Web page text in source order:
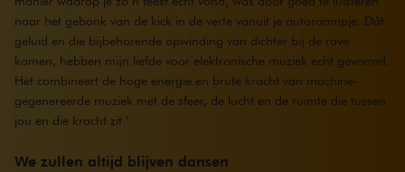
naar het gebonk van de kick in de verte vanuit je autoraampje. Dát
geluid en die bijbehorende opwinding van dichter bij de rave
komen, hebben mijn liefde voor elektronische muziek echt gevormd.
Het combineert de hoge energie en brute kracht van machine-
gegenereerde muziek met de sfeer, de lucht en de ruimte die tussen
jou en die kracht zit.’
We zullen altijd blijven dansen